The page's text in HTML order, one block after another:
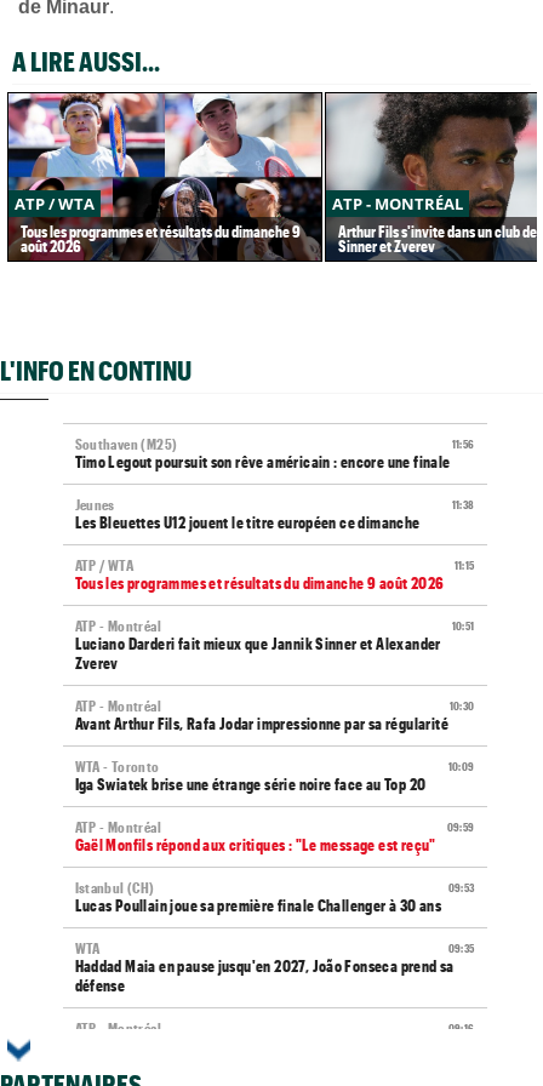
de Minaur.
A LIRE AUSSI...
ATP / WTA
Tous les programmes et résultats du dimanche 9
août 2026
ATP - MONTRÉAL
Arthur Fils s'invite dans un club de
Sinner et Zverev
L'INFO EN CONTINU
11:56
Southaven (M25)
Timo Legout poursuit son rêve américain : encore une finale
11:38
Jeunes
Les Bleuettes U12 jouent le titre européen ce dimanche
11:15
ATP / WTA
Tous les programmes et résultats du dimanche 9 août 2026
10:51
ATP - Montréal
Luciano Darderi fait mieux que Jannik Sinner et Alexander
Zverev
10:30
ATP - Montréal
Avant Arthur Fils, Rafa Jodar impressionne par sa régularité
10:09
WTA - Toronto
Iga Swiatek brise une étrange série noire face au Top 20
09:59
ATP - Montréal
Gaël Monfils répond aux critiques : "Le message est reçu"
09:53
Istanbul (CH)
Lucas Poullain joue sa première finale Challenger à 30 ans
09:35
WTA
Haddad Maia en pause jusqu'en 2027, João Fonseca prend sa
défense
09:16
ATP - Montréal